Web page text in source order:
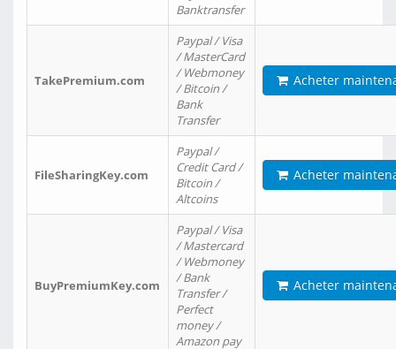
Banktransfer
TakePremium.com
Paypal / Visa
/ MasterCard
/ Webmoney
/ Bitcoin /
Bank
Transfer
Acheter
FileSharingKey.com
Paypal /
Credit Card /
Bitcoin /
Altcoins
Acheter
BuyPremiumKey.com
Paypal / Visa
/ Mastercard
/ Webmoney
/ Bank
Transfer /
Perfect
money /
Amazon pay
Acheter